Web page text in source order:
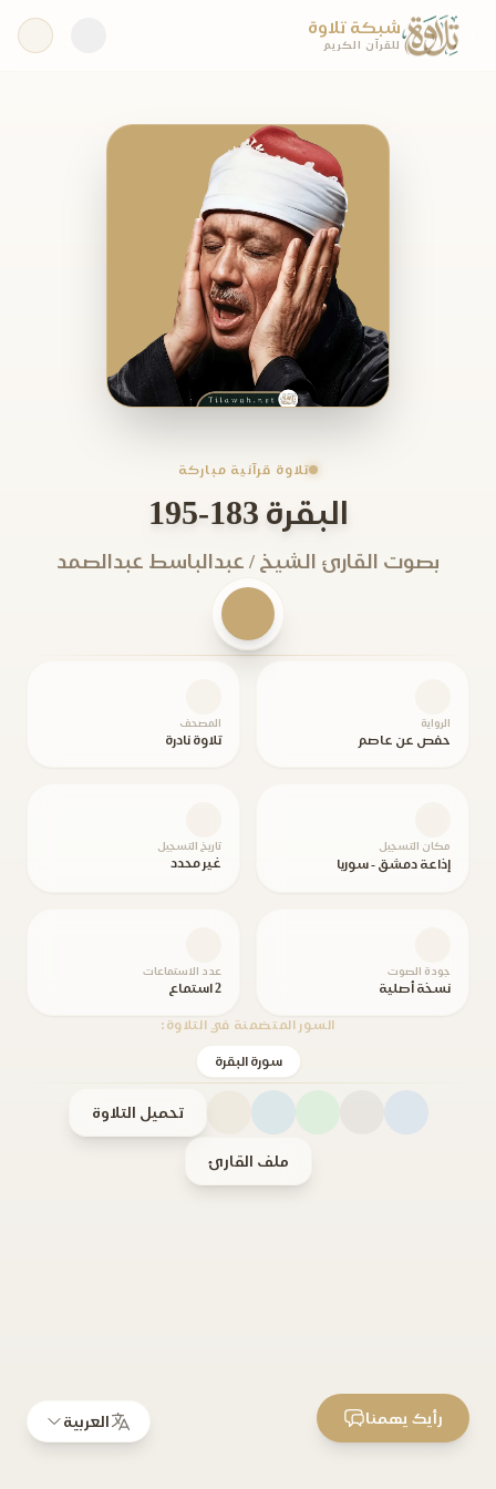
شبكة تلاوة
للقرآن الكريم
تلاوة قرآنية مباركة
البقرة 183-195
بصوت القارئ الشيخ / عبدالباسط عبدالصمد
الرواية
حفص عن عاصم
المصحف
تلاوة نادرة
مكان التسجيل
إذاعة دمشق - سوريا
تاريخ التسجيل
غير محدد
جودة الصوت
نسخة أصلية
عدد الاستماعات
2 استماع
السور المتضمنة في التلاوة:
سورة البقرة
تحميل التلاوة
ملف القارئ
العربية رأيك يهمنا